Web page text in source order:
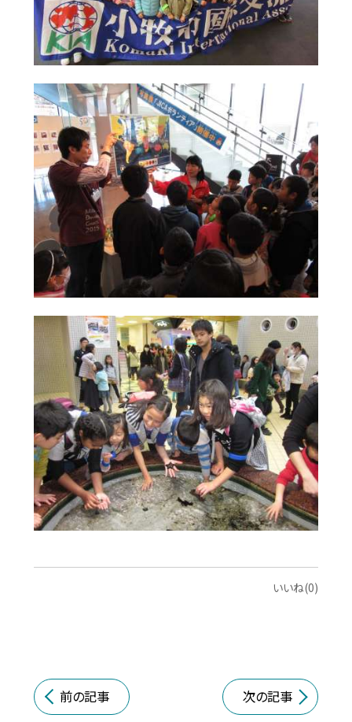
いいね(0)
前の記事 次の記事